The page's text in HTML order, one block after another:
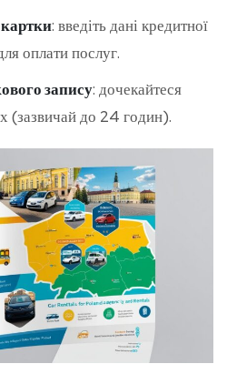
: введіть дані кредитної
оплати послуг.
запису: дочекайтеся
(зазвичай до 24 годин).